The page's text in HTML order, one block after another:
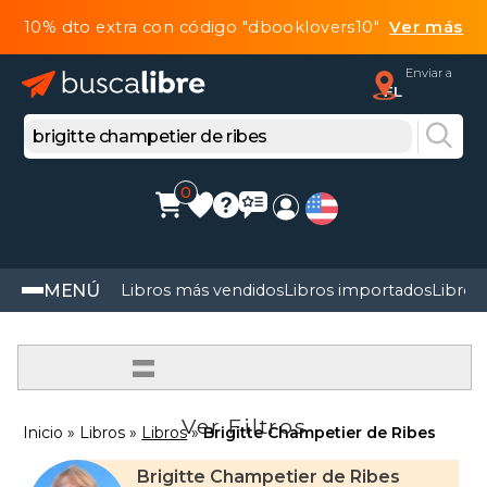
10% dto extra con código "dbooklovers10"Ver más
Enviar a
FL
0
MENÚ Libros más vendidosLibros importadosLibros
=
Ver Filtros
Inicio Libros Libros Brigitte Champetier de Ribes
Brigitte Champetier de Ribes